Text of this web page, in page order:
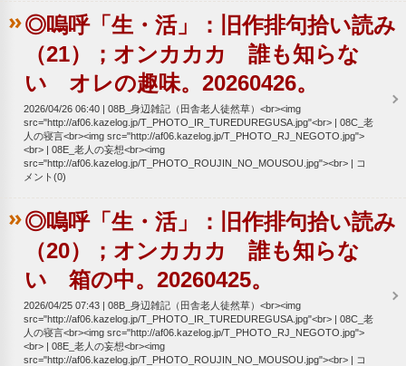
◎嗚呼「生・活」：旧作排句拾い読み
（21）；オンカカカ 誰も知らな
い オレの趣味。20260426。
2026/04/26 06:40
08B_身辺雑記（田舎老人徒然草）<br><img
src="http://af06.kazelog.jp/T_PHOTO_IR_TUREDUREGUSA.jpg"<br>
08C_老
人の寝言<br><img src="http://af06.kazelog.jp/T_PHOTO_RJ_NEGOTO.jpg">
<br>
08E_老人の妄想<br><img
src="http://af06.kazelog.jp/T_PHOTO_ROUJIN_NO_MOUSOU.jpg"><br>
コ
メント(0)
◎嗚呼「生・活」：旧作排句拾い読み
（20）；オンカカカ 誰も知らな
い 箱の中。20260425。
2026/04/25 07:43
08B_身辺雑記（田舎老人徒然草）<br><img
src="http://af06.kazelog.jp/T_PHOTO_IR_TUREDUREGUSA.jpg"<br>
08C_老
人の寝言<br><img src="http://af06.kazelog.jp/T_PHOTO_RJ_NEGOTO.jpg">
<br>
08E_老人の妄想<br><img
src="http://af06.kazelog.jp/T_PHOTO_ROUJIN_NO_MOUSOU.jpg"><br>
コ